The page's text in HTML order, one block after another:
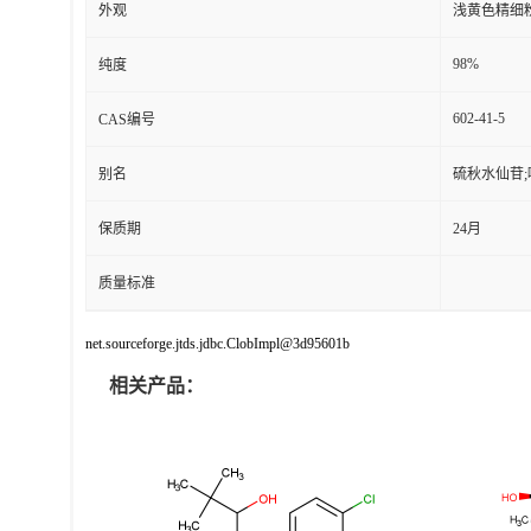
外观 浅黄色精细
纯度 98%
CAS编号 602-41-5
别名 硫秋水仙苷
保质期 24月
质量标准
net.sourceforge.jtds.jdbc.ClobImpl@3d95601b
相关产品：